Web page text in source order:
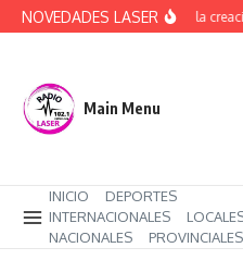
Saltar al contenido
NOVEDADES LASERAvanza la
Main Menu
INICIO
DEPORTES
INTERNACIONALES
NACIONALES
PROVINCIALES